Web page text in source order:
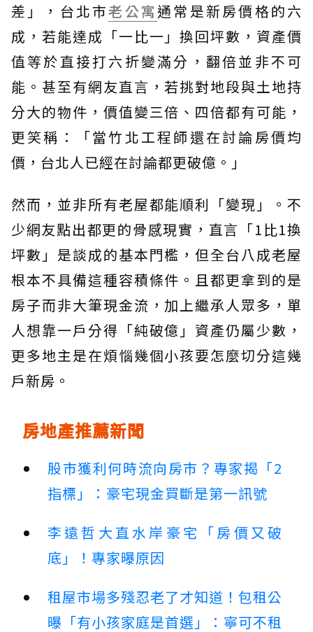
差」，台北市老公寓通常是新房價格的六
成，若能達成「一比一」換回坪數，資產價
值等於直接打六折變滿分，翻倍並非不可
能。甚至有網友直言，若挑對地段與土地持
分大的物件，價值變三倍、四倍都有可能，
更笑稱：「當竹北工程師還在討論房價均
價，台北人已經在討論都更破億。」
然而，並非所有老屋都能順利「變現」。不
少網友點出都更的骨感現實，直言「1比1換
坪數」是談成的基本門檻，但全台八成老屋
根本不具備這種容積條件。且都更拿到的是
房子而非大筆現金流，加上繼承人眾多，單
人想靠一戶分得「純破億」資產仍屬少數，
更多地主是在煩惱幾個小孩要怎麼切分這幾
戶新房。
房地產推薦新聞
股市獲利何時流向房市？專家揭「2
指標」：豪宅現金買斷是第一訊號
李遠哲大直水岸豪宅「房價又破
底」！專家曝原因
租屋市場多殘忍老了才知道！包租公
曝「有小孩家庭是首選」：寧可不租